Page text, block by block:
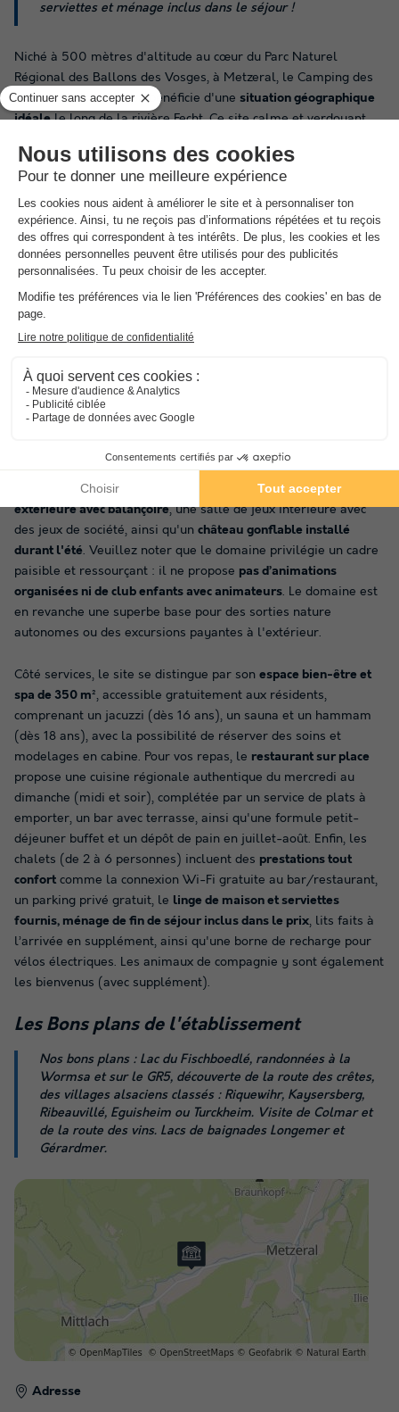
serviettes et ménage inclus dans le séjour !
Niché à 500 mètres d'altitude au cœur du Parc Naturel
Régional des Ballons des Vosges, à Metzeral, le Camping des
Chalets de la Wormsa bénéficie d'une situation géographique
idéalele long de la rivière Fecht. Ce site calme et verdoyant
touristiques aux alentours , tels que le célèbre sentier de
randonnée GR5 menant aux lacs de la vallée, la Route des
Crêtes, le sommet du Hohneck, ou encore les pistes de ski en
hiver. La célèbreRoute des Vins d'Alsacese trouve à
seulement 25 minutes en voiture, tandis que la ville historique
deColmarest accessible en 35 minutes. Atout majeur de
piscine couverte et chauffée(sous un dôme partiellement
découvrable en été), idéale pour vous détendre face aux
montagnes et aux sapins vosgiens.
Sur place, une belle variété d'
loisirsest à votre disposition en accès libre. Les amateurs
d'activités physiques et de partage apprécieront les terrains de
que les tables de ping-pong, le baby-foot et le billard. Pour les
plus jeunes, l'établissement propose uneaire de jeux
extérieure avec balançoire, une salle de jeux intérieure avec
des jeux de société, ainsi qu'un château gonflable installé
durant l'été. Veuillez noter que le domaine privilégie un cadre
paisible et ressourçant : il ne propose pas d’animations
organisées ni de club enfants avec animateurs. Le domaine est
en revanche une superbe base pour des sorties nature
autonomes ou des excursions payantes à l'extérieur.
Côté services, le site se distingue par son espace bien-être et
spa de 350 m², accessible gratuitement aux résidents,
comprenant un jacuzzi (dès 16 ans), un sauna et un hammam
(dès 18 ans), avec la possibilité de réserver des soins et
modelages en cabine. Pour vos repas, le restaurant sur place
propose une cuisine régionale authentique du mercredi au
dimanche (midi et soir), complétée par un service de plats à
emporter, un bar avec terrasse, ainsi qu'une formule petit-
déjeuner buffet et un dépôt de pain en juillet-août. Enfin, les
chalets (de 2 à 6 personnes) incluent des prestations tout
confortcomme la connexion Wi-Fi gratuite au bar/restaurant,
un parking privé gratuit, le linge de maison et serviettes
fournis, ménage de fin de séjour inclus dans le prix, lits faits à
l’arrivée en supplément, ainsi qu'une borne de recharge pour
vélos électriques. Les animaux de compagnie y sont également
les bienvenus (avec supplément).
Les Bons plansde l'établissement
Nos bons plans : Lac du Fischboedlé, randonnées à la
Wormsa et sur le GR5, découverte de la route des crêtes,
des villages alsaciens classés : Riquewihr, Kaysersberg,
Ribeauvillé, Eguisheim ou Turckheim. Visite de Colmar et
de la route des vins. Lacs de baignades Longemer et
Gérardmer.
Adresse